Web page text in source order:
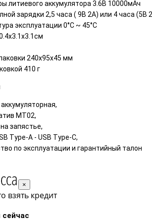
литиевого аккумулятора 3.6В 10000мАч
зарядки 2,5 часа ( 9В 2А) или 4 часа (5В
эксплуатации 0°C ~ 45°C
240х95х45 мм
410 г
MT02,
запястье,
Type-A - USB Type-C,
по эксплуатации и гарантийный талон
×
взять кредит
сейчас